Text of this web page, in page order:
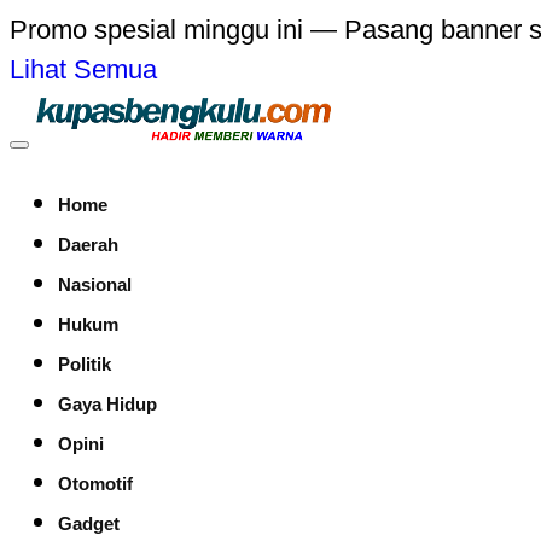
Promo spesial minggu ini — Pasang banner
Lihat Semua
Home
Daerah
Nasional
Hukum
Politik
Gaya Hidup
Opini
Otomotif
Gadget